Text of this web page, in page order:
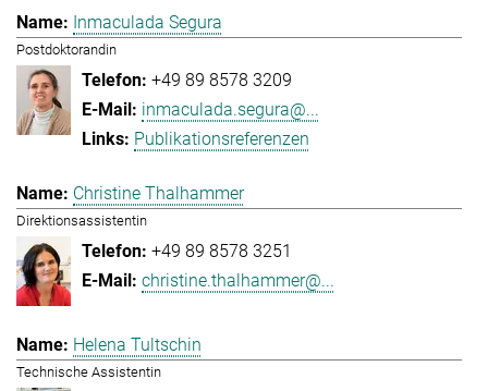
Inmaculada Segura
Postdoktorandin
+49 89 8578 3209
inmaculada.segura@...
Publikationsreferenzen
Christine Thalhammer
Direktionsassistentin
+49 89 8578 3251
christine.thalhammer@...
Helena Tultschin
Technische Assistentin